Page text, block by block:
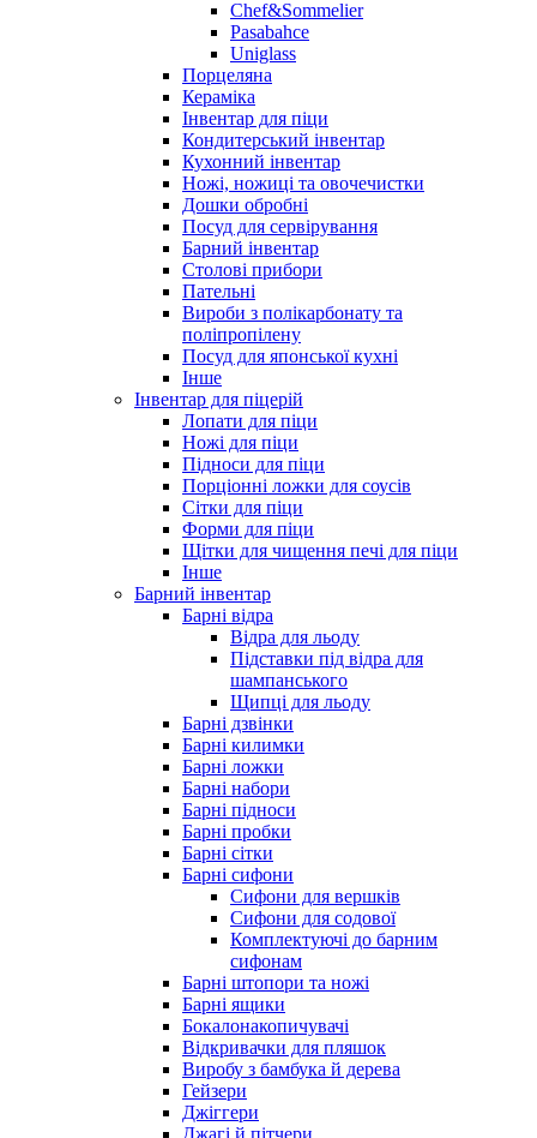
Chef&Sommelier
Pasabahce
Uniglass
Порцеляна
Кераміка
Інвентар для піци
Кондитерський інвентар
Кухонний інвентар
Ножі, ножиці та овочечистки
Дошки обробні
Посуд для сервірування
Барний інвентар
Столові прибори
Пательні
Вироби з полікарбонату та
поліпропілену
Посуд для японської кухні
Інше
Інвентар для піцерій
Лопати для піци
Ножі для піци
Підноси для піци
Порціонні ложки для соусів
Сітки для піци
Форми для піци
Щітки для чищення печі для піци
Інше
Барний інвентар
Барні відра
Відра для льоду
Підставки під відра для
шампанського
Щипці для льоду
Барні дзвінки
Барні килимки
Барні ложки
Барні набори
Барні підноси
Барні пробки
Барні сітки
Барні сифони
Сифони для вершків
Сифони для содової
Комплектуючі до барним
сифонам
Барні штопори та ножі
Барні ящики
Бокалонакопичувачі
Відкривачки для пляшок
Виробу з бамбука й дерева
Гейзери
Джіггери
Джагі й пітчери